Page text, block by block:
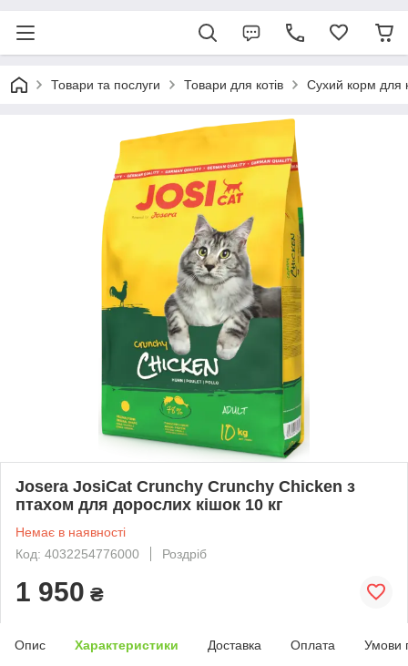
Товари та послуги Товари для котів Сухий корм для
Josera JosiCat Crunchy Crunchy Chicken з
птахом для дорослих кішок 10 кг
Немає в наявності
Код: 4032254776000
Роздріб
1 950 ₴
Опис Характеристики Доставка Оплата Умови